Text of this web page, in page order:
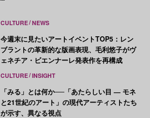
CULTURE NEWS
今週末に見たいアートイベントTOP5：レン
ブラントの革新的な版画表現、毛利悠子がヴ
ェネチア・ビエンナーレ発表作を再構成
CULTURE INSIGHT
「みる」とは何か──「あたらしい目 ― モネ
と21世紀のアート」の現代アーティストたち
が示す、異なる視点